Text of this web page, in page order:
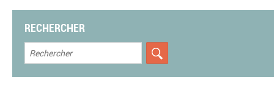
RECHERCHER